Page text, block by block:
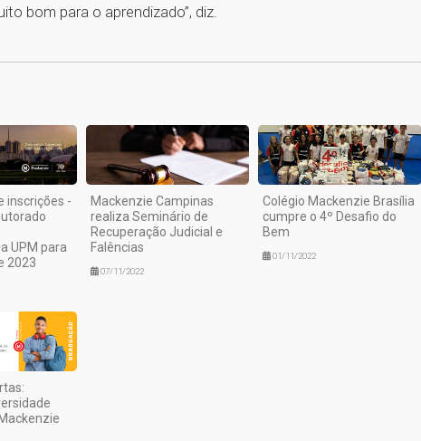
bom para o aprendizado’’, diz.
1
inscrições -
UPM para
2023
Mackenzie Campinas
realiza Seminário de
Recuperação Judicial e
Falências
07/11/2022
Colégio Mackenzie Brasília
cumpre o 4º Desafio do
Bem
01/11/2022